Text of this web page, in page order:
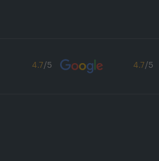
4.7/5 4.7/5